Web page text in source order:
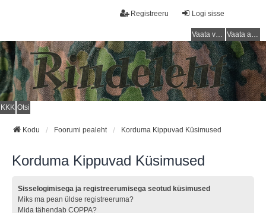
Logi sisse
Registreeru
Vaata vastamata teemasi Vaata aktiivseid teemasid
KKK Otsi
Kodu Foorumi pealeht Korduma Kippuvad Küsimused
Korduma Kippuvad Küsimused
Sisselogimisega ja registreerumisega seotud küsimused
Miks ma pean üldse registreeruma?
Mida tähendab COPPA?